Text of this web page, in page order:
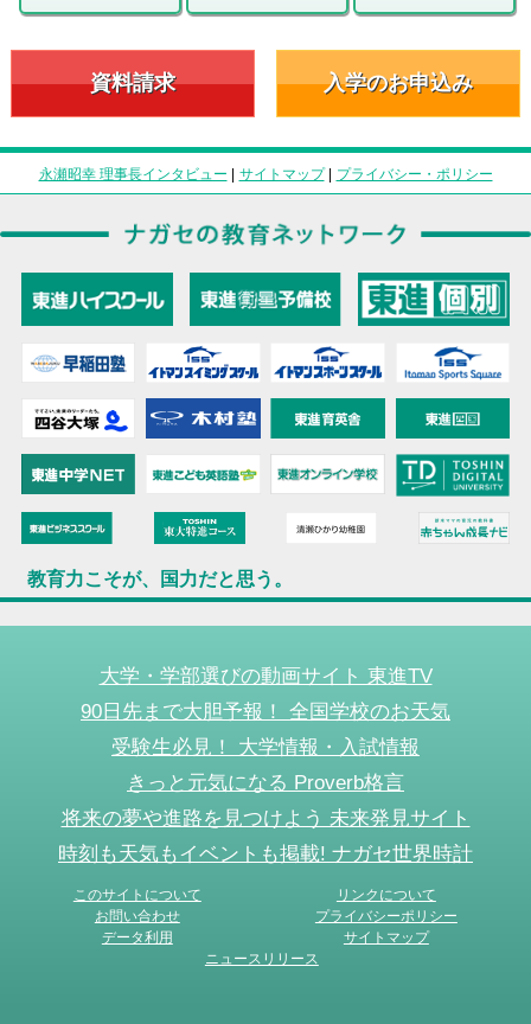
資料請求 入学のお申込み
永瀬昭幸 理事長インタビュー | サイトマップ| プライバシー・ポリシー
教育力こそが、国力だと思う。
大学・学部選びの動画サイト 東進TV
90日先まで大胆予報！ 全国学校のお天気
受験生必見！ 大学情報・入試情報
きっと元気になる Proverb格言
将来の夢や進路を見つけよう 未来発見サイト
時刻も天気もイベントも掲載! ナガセ世界時計
このサイトについて
リンクについて
お問い合わせ
プライバシーポリシー
データ利用
サイトマップ
ニュースリリース